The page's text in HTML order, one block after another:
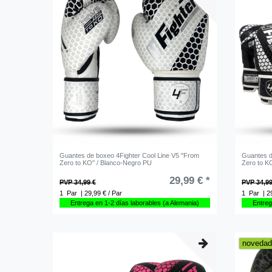
Guantes de boxeo 4Fighter Cool Line V5 "From
Zero to KO" / Blanco-Negro PU
PVP 34,99 € 29,99 € *
1 Par | 29,99 € / Par
Entrega en 1-2 días laborables (a Alemania)
Guantes
Zero to
PVP
1
Par |
novedad